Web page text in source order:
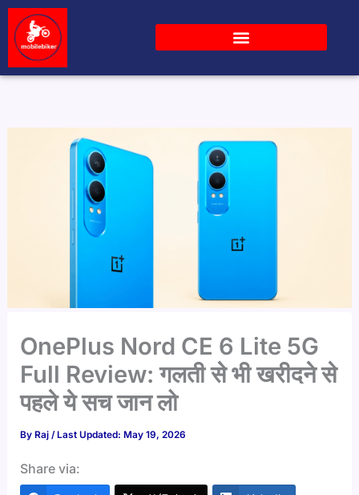
Skip
content
OnePlus Nord CE 6 Lite 5G
Full Review: गलती से भी खरीदने से
पहले ये सच जान लो
ByRaj/ Last Updated: May 19, 2026
Share via: